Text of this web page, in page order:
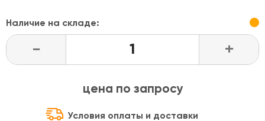
Наличие на складе:
- +
цена по запросу
Условия оплаты и доставки